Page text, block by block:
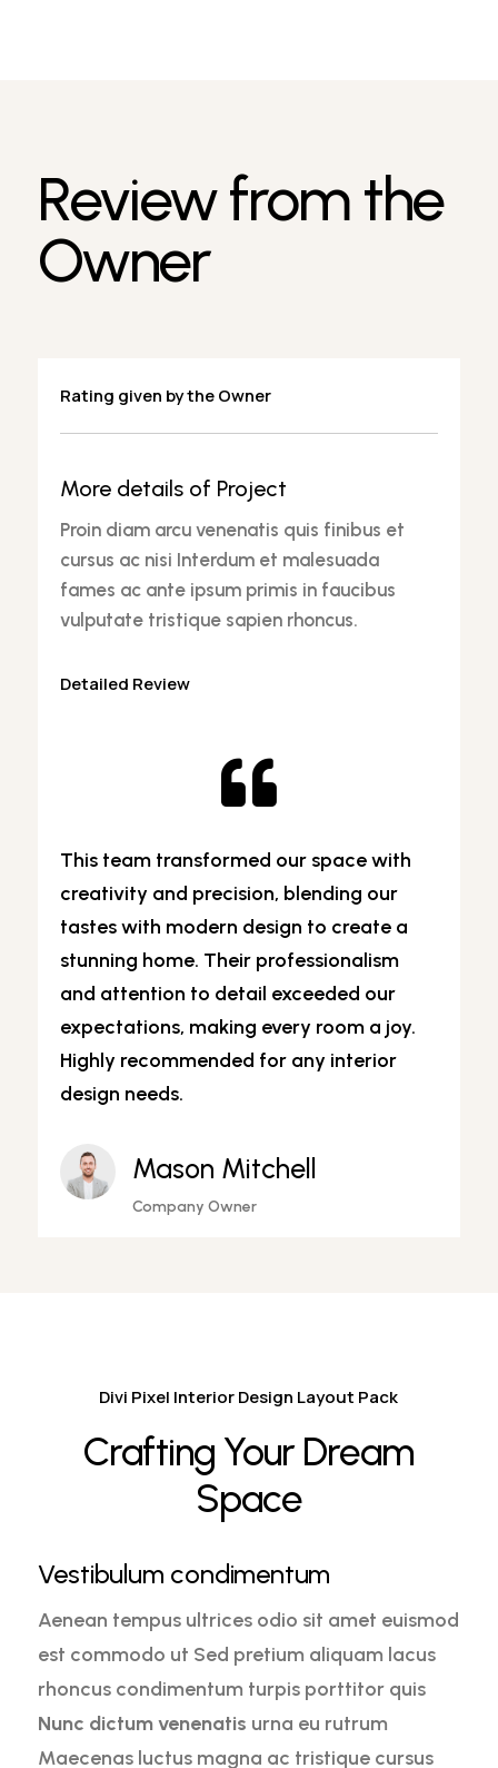
Review from the
Owner
Rating given by the Owner
More details of Project
Proin diam arcu venenatis quis finibus et
cursus ac nisi Interdum et malesuada
fames ac ante ipsum primis in faucibus
vulputate tristique sapien rhoncus.
Detailed Review

This team transformed our space with
creativity and precision, blending our
tastes with modern design to create a
stunning home. Their professionalism
and attention to detail exceeded our
expectations, making every room a joy.
Highly recommended for any interior
design needs.
Mason Mitchell
Company Owner
Divi Pixel Interior Design Layout Pack
Crafting Your Dream
Space
Vestibulum condimentum
Aenean tempus ultrices odio sit amet euismod
est commodo ut Sed pretium aliquam lacus
rhoncus condimentum turpis porttitor quis
Nunc dictum venenatis urna eu rutrum
Maecenas luctus magna ac tristique cursus